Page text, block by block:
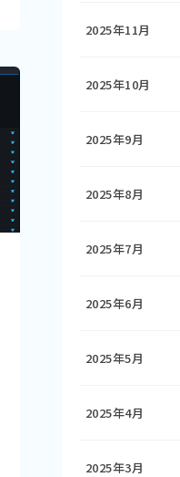
2025年11月
2025年10月
2025年9月
2025年8月
2025年7月
2025年6月
2025年5月
2025年4月
2025年3月